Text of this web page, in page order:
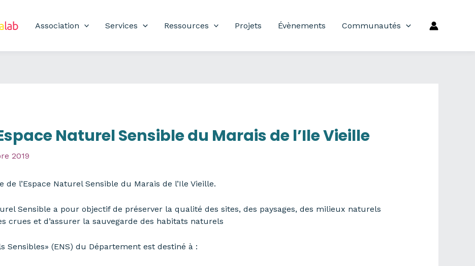
Association Services Ressources Projets Évènements Communautés
Naturel Sensible du Marais de l’Ile Vieille
2019
l’Espace Naturel Sensible du Marais de l’Ile Vieille.
Sensible a pour objectif de préserver la qualité des sites, des paysages, des milieux naturels
crues et d’assurer la sauvegarde des habitats naturels
Sensibles» (ENS) du Département est destiné à :